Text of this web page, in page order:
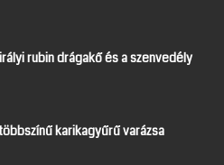
rubin drágakő és a szenvedély
karikagyűrű varázsa